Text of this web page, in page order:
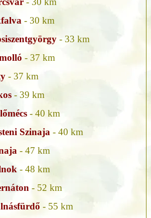
- 30 km
- 33 km
- 37 km
- 37 km
- 39 km
- 40 km
Szinaja - 40 km
- 47 km
- 48 km
- 52 km
- 55 km